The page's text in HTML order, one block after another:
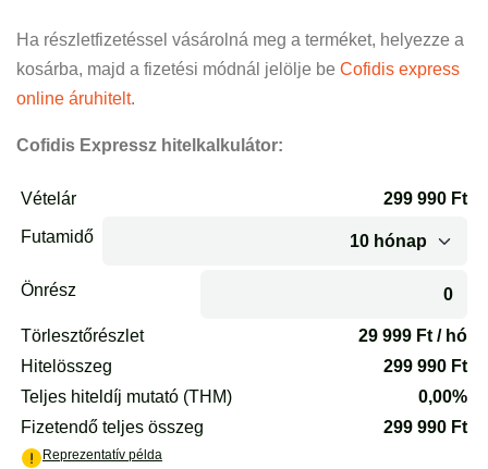
Ha részletfizetéssel vásárolná meg a terméket, helyezze a
kosárba, majd a fizetési módnál jelölje be Cofidis express
online áruhitelt.
Cofidis Expressz hitelkalkulátor: